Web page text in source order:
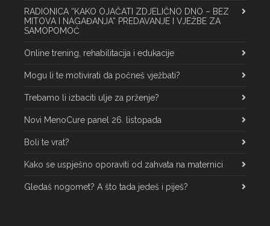
RADIONICA “KAKO OJAČATI ZDJELIČNO DNO – BEZ
MITOVA I NAGAĐANJA” PREDAVANJE I VJEŽBE ZA
SAMOPOMOĆ
Online trening, rehabilitacija i edukacije
Mogu li te motivirati da počneš vježbati?
Trebamo li izbaciti ulje za prženje?
Novi MenoCure panel 26. listopada
Boli te vrat?
Kako se uspješno oporaviti od zahvata na maternici
Gledaš nogomet? A što tada jedeš i piješ?